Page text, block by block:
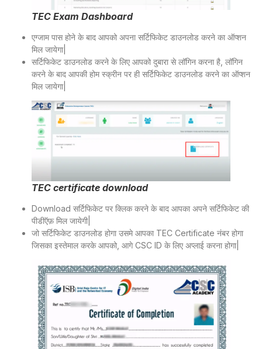
TEC Exam Dashboard
एग्जाम पास होने के बाद आपको अपना सर्टिफिकेट डाउनलोड करने का ऑप्शन
मिल जायेगा|
सर्टिफिकेट डाउनलोड करने के लिए आपको दुबारा से लॉगिन करना है, लॉगिन
करने के बाद आपकी होम स्क्रीन पर ही सर्टिफिकेट डाउनलोड करने का ऑप्शन
मिल जायेगा|
TEC certificate download
Download सर्टिफिकेट पर क्लिक करने के बाद आपका अपने सर्टिफिकेट की
पीडीऍफ़ मिल जायेगी|
जो सर्टिफिकेट डाउनलोड होगा उसमे आपका TEC Certificate नंबर होगा
जिसका इस्तेमाल करके आपको, आगे CSC ID के लिए अप्लाई करना होगा|